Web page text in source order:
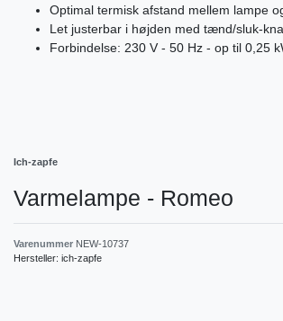
Optimal termisk afstand mellem lampe
Let justerbar i højden med tænd/sluk-
Forbindelse: 230 V - 50 Hz - op til 0,25
Ich-zapfe
Varmelampe - Romeo
Varenummer NEW-10737
Hersteller: ich-zapfe